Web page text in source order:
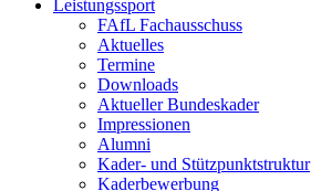
Leistungssport
FAfL Fachausschuss
Aktuelles
Termine
Downloads
Aktueller Bundeskader
Impressionen
Alumni
Kader- und Stützpunktstruktur
Kaderbewerbung